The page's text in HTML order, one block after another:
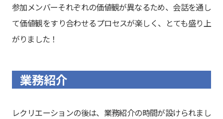
参加メンバーそれぞれの価値観が異なるため、会話を通し
て価値観をすり合わせるプロセスが楽しく、とても盛り上
がりました！
業務紹介
レクリエーションの後は、業務紹介の時間が設けられまし